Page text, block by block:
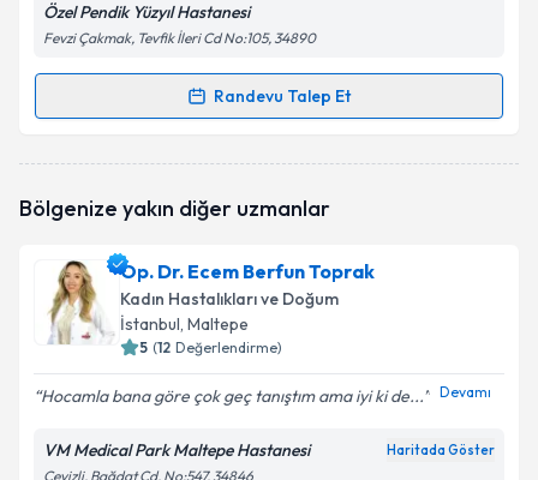
Özel Pendik Yüzyıl Hastanesi
Fevzi Çakmak, Tevfik İleri Cd No:105, 34890
Randevu Talep Et
Randevu Takvimi Talebi
oluşturun. Size bu uzmandan randevu almanız için bir
E-posta Adresiniz
Kişisel verilerimin işlenmesine ilişkinAydınlatma
kapsamda işlenmesini kabul ediyorum.
Bölgenize yakın diğer uzmanlar
Op. Dr. Ecem Berfun Toprak
Kadın Hastalıkları ve Doğum
İstanbul, Maltepe
5 (12 Değerlendirme)
Hocamla bana göre çok geç tanıştım ama iyi ki de... Devamı
VM Medical Park Maltepe Hastanesi Haritada Göster
Cevizli, Bağdat Cd. No:547, 34846